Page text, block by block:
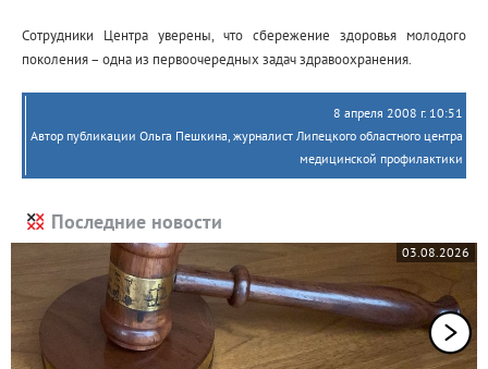
Сотрудники Центра уверены, что сбережение здоровья молодого
поколения – одна из первоочередных задач здравоохранения.
8 апреля 2008 г. 10:51
Автор публикации Ольга Пешкина, журналист Липецкого областного центра
медицинской профилактики
Последние новости
03.08.2026